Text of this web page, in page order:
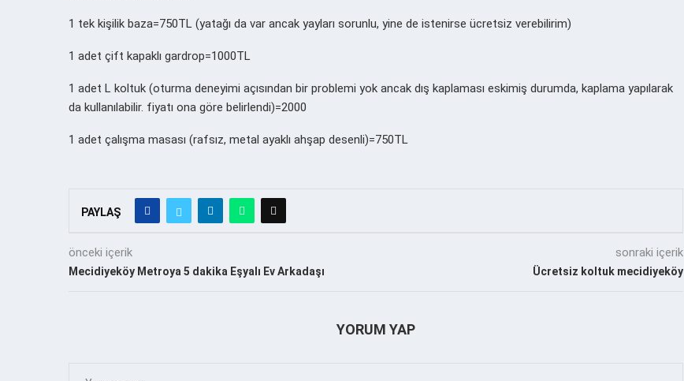
1 tek kişilik baza=750TL (yatağı da var ancak yayları sorunlu, yine de istenirse ücretsiz verebilirim)
1 adet çift kapaklı gardrop=1000TL
1 adet L koltuk (oturma deneyimi açısından bir problemi yok ancak dış kaplaması eskimiş durumda, kaplama yapılarak
da kullanılabilir. fiyatı ona göre belirlendi)=2000
1 adet çalışma masası (rafsız, metal ayaklı ahşap desenli)=750TL
PAYLAŞ
önceki içerik
Mecidiyeköy Metroya 5 dakika Eşyalı Ev Arkadaşı
sonraki içerik
Ücretsiz koltuk mecidiyeköy
YORUM YAP